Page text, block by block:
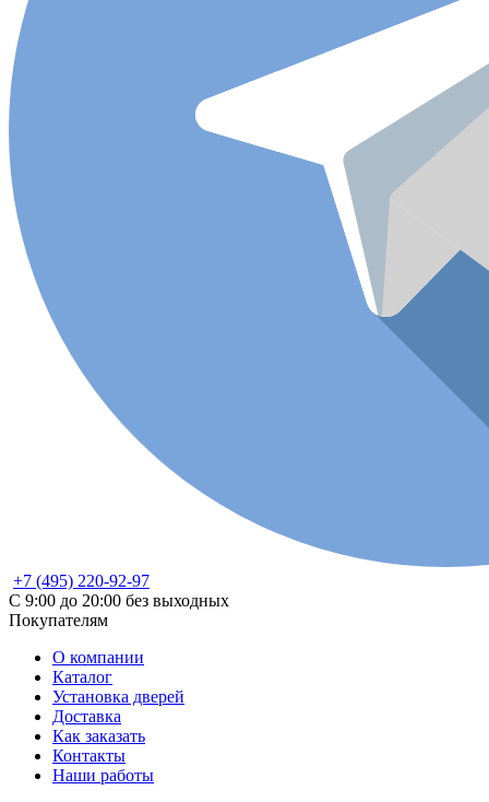
+7 (495) 220-92-97
С 9:00 до 20:00 без выходных
Покупателям
О компании
Каталог
Установка дверей
Доставка
Как заказать
Контакты
Наши работы